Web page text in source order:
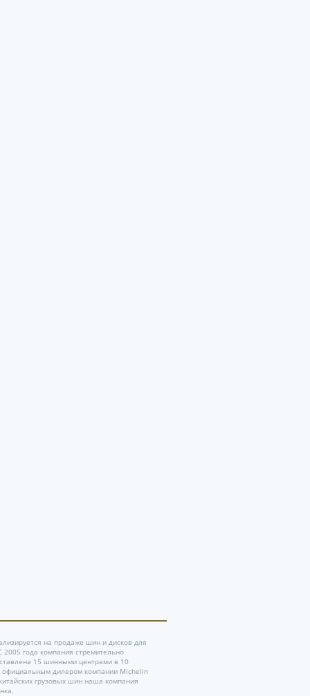
на продаже шин и дисков для
2005 года компания стремительно
15 шинными центрами в 10
официальным дилером компании Michelin
грузовых шин наша компания